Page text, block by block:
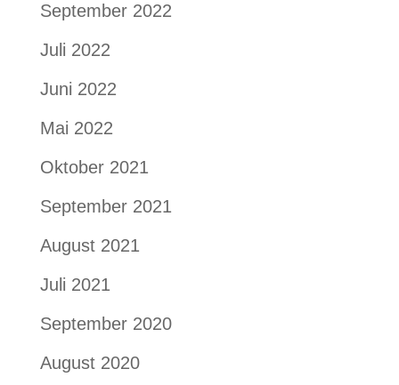
September 2022
Juli 2022
Juni 2022
Mai 2022
Oktober 2021
September 2021
August 2021
Juli 2021
September 2020
August 2020